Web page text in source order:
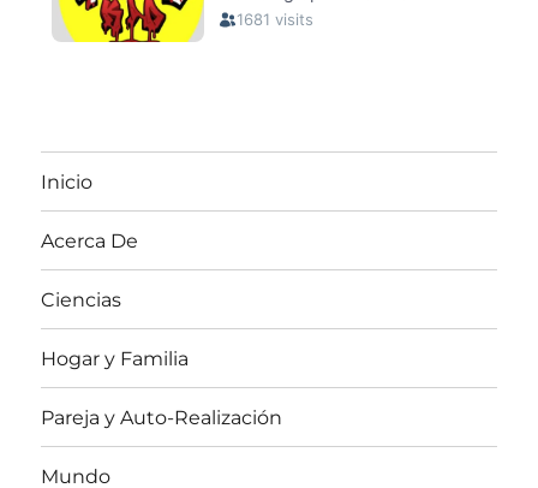
Inicio
Acerca De
Ciencias
Hogar y Familia
Pareja y Auto-Realización
Mundo